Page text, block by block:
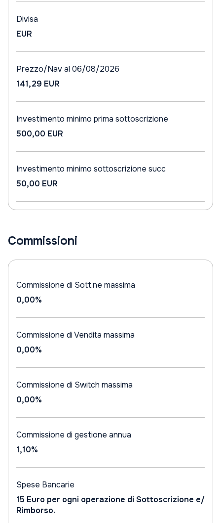
Divisa
EUR
Prezzo/Nav al 06/08/2026
141,29 EUR
Investimento minimo prima sottoscrizione
500,00 EUR
Investimento minimo sottoscrizione succ
50,00 EUR
Commissioni
Commissione di Sott.ne massima
0,00%
Commissione di Vendita massima
0,00%
Commissione di Switch massima
0,00%
Commissione di gestione annua
1,10%
Spese Bancarie
15 Euro per ogni operazione di Sottoscrizione e/
Rimborso.